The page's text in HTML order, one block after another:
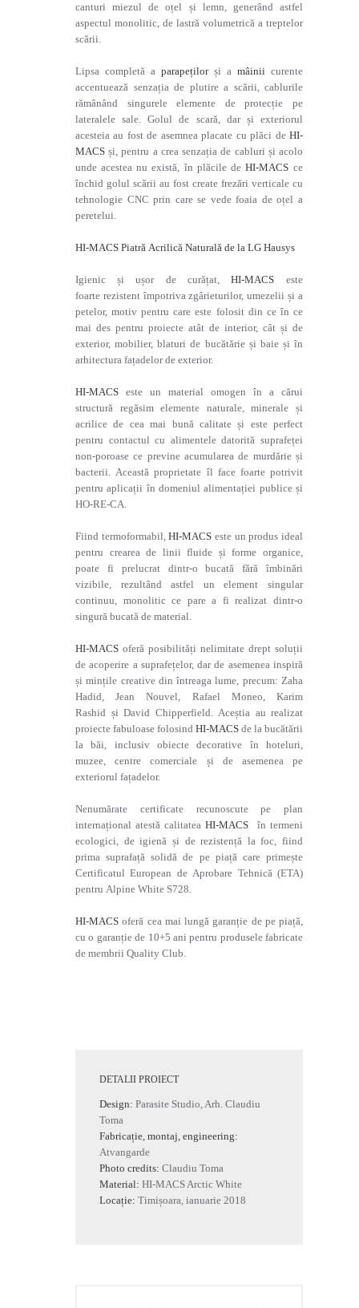
canturi miezul de oțel și lemn, generând astfel
aspectul monolitic, de lastră volumetrică a treptelor
scării.
Lipsa completă a parapețilorși a mâinii curente
accentuează senzația de plutire a scării, cablurile
rămânând singurele elemente de protecție pe
lateralele sale. Golul de scară, dar și exteriorul
acesteia au fost de asemnea placate cu plăci de HI-
MACS și, pentru a crea senzația de cabluri și acolo
unde acestea nu există, în plăcile de HI-MACS ce
închid golul scării au fost create frezări verticale cu
tehnologie CNC prin care se vede foaia de oțel a
peretelui.
HI-MACS Piatră Acrilică Naturală de la LG Hausys
Igienic și ușor de curățat, HI-MACS este
foarte rezistent împotriva zgârieturilor, umezelii și a
petelor, motiv pentru care este folosit din ce în ce
mai des pentru proiecte atât de interior, cât și de
exterior, mobilier, blaturi de bucătărie și baie și în
arhitectura fațadelor de exterior.
HI-MACS este un material omogen în a cărui
structură regăsim elemente naturale, minerale și
acrilice de cea mai bună calitate și este perfect
pentru contactul cu alimentele datorită suprafeței
non-poroase ce previne acumularea de murdărie și
bacterii. Această proprietate îl face foarte potrivit
pentru aplicații în domeniul alimentației publice și
HO-RE-CA.
Fiind termoformabil, HI-MACS este un produs ideal
pentru crearea de linii fluide și forme organice,
poate fi prelucrat dintr-o bucată fără îmbinări
vizibile, rezultând astfel un element singular
continuu, monolitic ce pare a fi realizat dintr-o
singură bucată de material.
HI-MACS oferă posibilități nelimitate drept soluții
de acoperire a suprafețelor, dar de asemenea inspiră
și mințile creative din întreaga lume, precum: Zaha
Hadid, Jean Nouvel, Rafael Moneo, Karim
Rashid și David Chipperfield. Aceștia au realizat
proiecte fabuloase folosind HI-MACS de la bucătării
la băi, inclusiv obiecte decorative în hoteluri,
muzee, centre comerciale și de asemenea pe
exteriorul fațadelor.
Nenumărate certificate recunoscute pe plan
internațional atestă calitatea HI-MACS în termeni
ecologici, de igienă și de rezistență la foc, fiind
prima suprafață solidă de pe piață care primește
Certificatul European de Aprobare Tehnică (ETA)
pentru Alpine White S728.
HI-MACS oferă cea mai lungă garanție de pe piață,
cu o garanție de 10+5 ani pentru produsele fabricate
de membrii Quality Club.
DETALII PROIECT
Design: Parasite Studio, Arh. Claudiu
Toma
Fabricație, montaj, engineering:
Atvangarde
Photo credits: Claudiu Toma
Material: HI-MACS Arctic White
Locație: Timișoara, ianuarie 2018